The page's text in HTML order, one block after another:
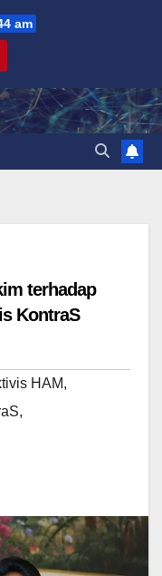
am
terhadap
KontraS
HAM,
,